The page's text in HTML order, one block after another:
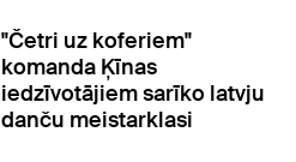
"Četri uz koferiem"
komanda Ķīnas
iedzīvotājiem sarīko latvju
danču meistarklasi